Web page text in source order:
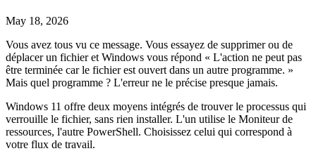
May 18, 2026
Vous avez tous vu ce message. Vous essayez de supprimer ou de
déplacer un fichier et Windows vous répond « L'action ne peut pas
être terminée car le fichier est ouvert dans un autre programme. »
Mais quel programme ? L'erreur ne le précise presque jamais.
Windows 11 offre deux moyens intégrés de trouver le processus qui
verrouille le fichier, sans rien installer. L'un utilise le Moniteur de
ressources, l'autre PowerShell. Choisissez celui qui correspond à
votre flux de travail.